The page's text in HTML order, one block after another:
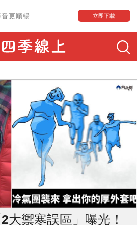
更順暢 立即下載
大禦寒誤區」曝光！